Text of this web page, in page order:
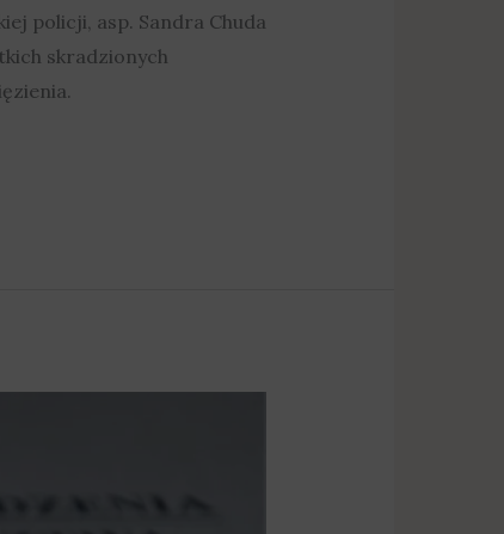
policji, asp. Sandra Chuda
skradzionych